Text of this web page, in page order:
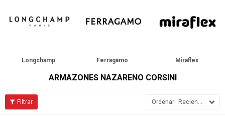
Longchamp Ferragamo Miraflex
ARMAZONES NAZARENO CORSINI
Recientes